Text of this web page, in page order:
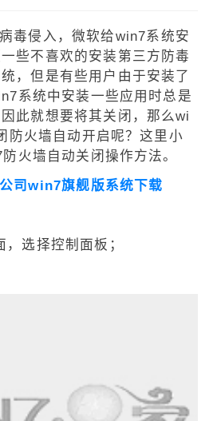
毒侵入，微软给win7系统安
些不喜欢的安装第三方防毒
，但是有些用户由于安装了
系统中安装一些应用时总是
此就想要将其关闭，那么wi
防火墙自动开启呢？这里小
火墙自动关闭操作方法。
司win7旗舰版系统下载
选择控制面板；